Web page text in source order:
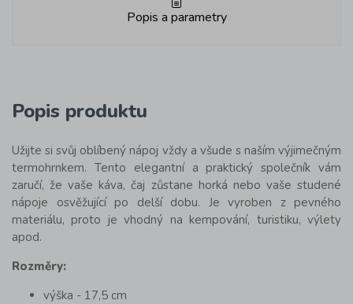
Popis a parametry
Popis produktu
Užijte si svůj oblíbený nápoj vždy a všude s naším výjimečným
termohrnkem. Tento elegantní a praktický společník vám
zaručí, že vaše káva, čaj zůstane horká nebo vaše studené
nápoje osvěžující po delší dobu. Je vyroben z pevného
materiálu, proto je vhodný na kempování, turistiku, výlety
apod.
Rozměry:
výška - 17,5 cm